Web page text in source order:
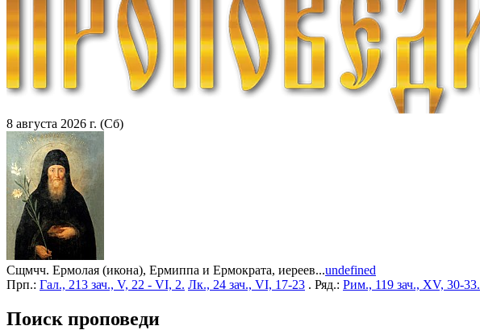
8 августа 2026 г. (Сб)
Сщмчч. Ермолая (икона), Ермиппа и Ермократа, иереев...undefined
Прп.: Гал., 213 зач., V, 22 - VI, 2. Лк., 24 зач., VI, 17-23 . Ряд.: Рим., 119 зач., XV, 30-33.
Поиск проповеди